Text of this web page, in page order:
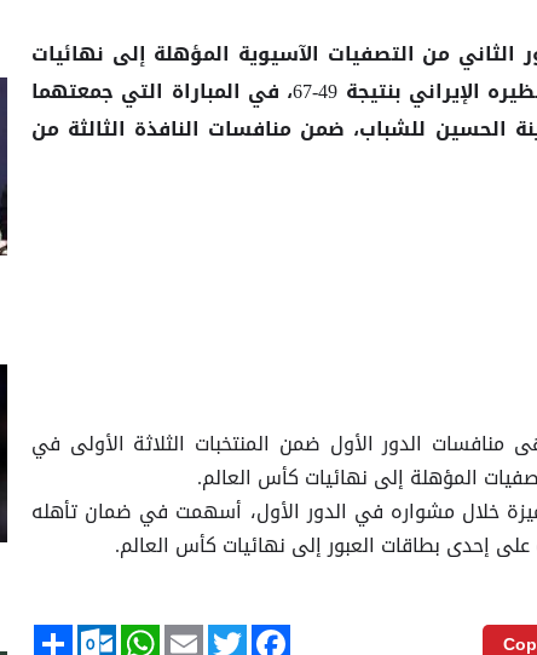
الثاني من التصفيات الآسيوية المؤهلة إلى نهائيات
2027، رغم خسارته أمام نظيره الإيراني بنتيجة 49-67، في المباراة التي جمعتهما
الحسين للشباب، ضمن منافسات النافذة الثالثة من
منافسات الدور الأول ضمن المنتخبات الثلاثة الأولى في
المؤهلة إلى نهائيات كأس العالم.
خلال مشواره في الدور الأول، أسهمت في ضمان تأهله
على إحدى بطاقات العبور إلى نهائيات كأس العالم.
Facebook
Twitter
Email
WhatsApp
Outlook.com
Share